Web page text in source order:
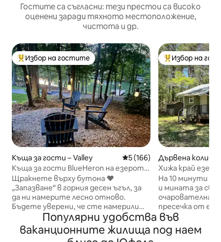
Гостите са съгласни: тези престои са високо
оценени заради тяхното местоположение,
чистота и др.
Най-популярен избор на гостите
Избор на гостите
Къща за гости – Valley Средна оценка: 5 от 5,
5 (166)
Къща за гости BlueHeron на езерото
Хардинг, хидромасажна вана и каяци
Щракнете върху бутона ❤️
„Запазване“ в горния десен ъгъл, за
да ни намерите лесно отново.
Бъдете уверени, че сте намерили
правилното място за отсядане,
докато сте на езерото Хардинг.
Помещението: *2 спални/1 баня 66
Най-популярен
Избор на
Дървена колиба
Хижа край
Калауей са на
На 10 минути
и мината за
очарователна
пресечка от
езеро,
Достъпът ни
достатъчно
Популярни удобства във
ваканционните жилища под наем